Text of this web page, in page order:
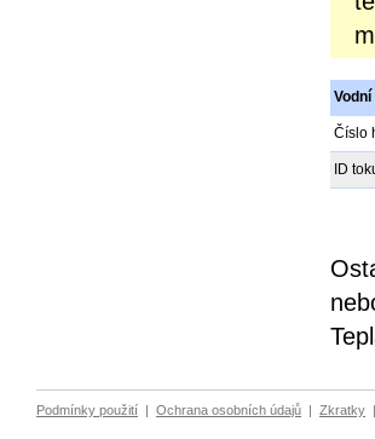
Číslo
ID
Podmínky použití | Ochrana osobních údajů | Zkratky |